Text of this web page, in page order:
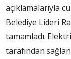
açıklamalarıyla
Belediye Lideri
tamamladı.
tarafından